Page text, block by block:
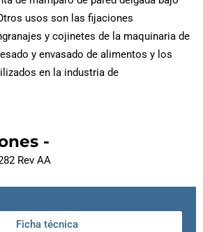
usos son las fijaciones
y cojinetes de la maquinaria de
y envasado de alimentos y los
en la industria de
-
Rev AA
Ficha técnica